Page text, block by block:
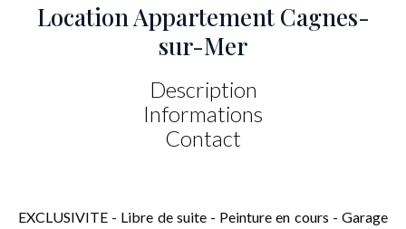
Location Appartement Cagnes-
sur-Mer
Description
Informations
Contact
EXCLUSIVITE - Libre de suite - Peinture en cours - Garage